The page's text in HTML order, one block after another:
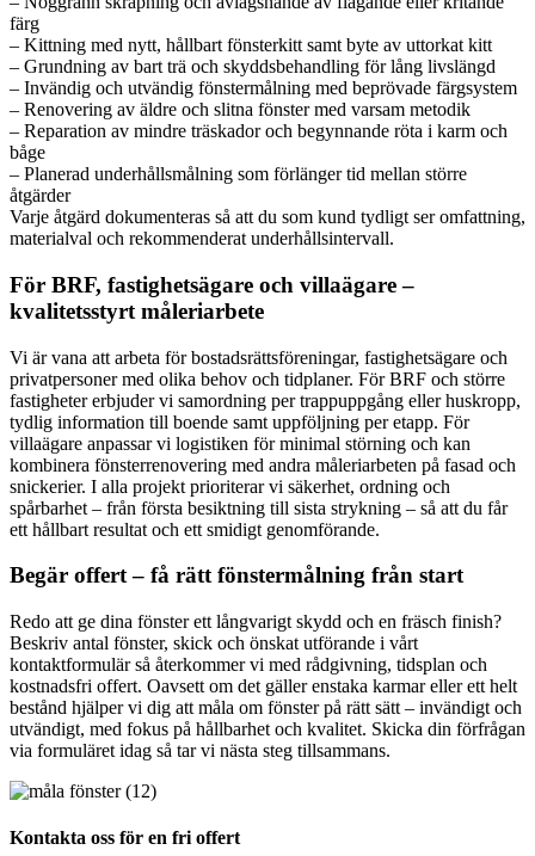
färg
– Kittning med nytt, hållbart fönsterkitt samt byte av uttorkat kitt
– Grundning av bart trä och skyddsbehandling för lång livslängd
– Invändig och utvändig fönstermålning med beprövade färgsystem
– Renovering av äldre och slitna fönster med varsam metodik
– Reparation av mindre träskador och begynnande röta i karm och
båge
– Planerad underhållsmålning som förlänger tid mellan större
åtgärder
Varje åtgärd dokumenteras så att du som kund tydligt ser omfattning,
materialval och rekommenderat underhållsintervall.
För BRF, fastighetsägare och villaägare –
kvalitetsstyrt måleriarbete
Vi är vana att arbeta för bostadsrättsföreningar, fastighetsägare och
privatpersoner med olika behov och tidplaner. För BRF och större
fastigheter erbjuder vi samordning per trappuppgång eller huskropp,
tydlig information till boende samt uppföljning per etapp. För
villaägare anpassar vi logistiken för minimal störning och kan
kombinera fönsterrenovering med andra måleriarbeten på fasad och
snickerier. I alla projekt prioriterar vi säkerhet, ordning och
spårbarhet – från första besiktning till sista strykning – så att du får
ett hållbart resultat och ett smidigt genomförande.
Begär offert – få rätt fönstermålning från start
Redo att ge dina fönster ett långvarigt skydd och en fräsch finish?
Beskriv antal fönster, skick och önskat utförande i vårt
kontaktformulär så återkommer vi med rådgivning, tidsplan och
kostnadsfri offert. Oavsett om det gäller enstaka karmar eller ett helt
bestånd hjälper vi dig att måla om fönster på rätt sätt – invändigt och
utvändigt, med fokus på hållbarhet och kvalitet. Skicka din förfrågan
via formuläret idag så tar vi nästa steg tillsammans.
Kontakta oss för en fri offert